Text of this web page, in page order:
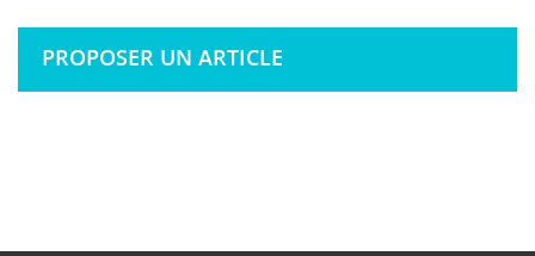
PROPOSER UN ARTICLE